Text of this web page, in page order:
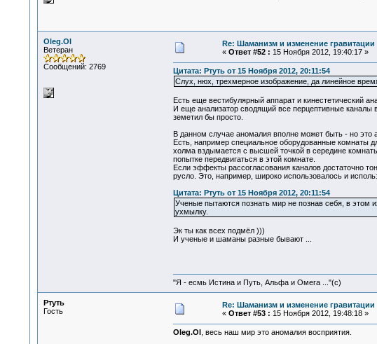
Oleg.Ol
Ветеран
Сообщений: 2769
Re: Шаманизм и изменение гравитации
« Ответ #52 : 15 Ноября 2012, 19:40:17 »
Цитата: Ртуть от 15 Ноября 2012, 20:11:54
Слух, нюх, трехмерное изображение, да линейное
Есть еще вестибулярный аппарат и кинестетический
И еще анализатор сводящий все перцептивные каналы
земетил бы просто.
В данном случае аномалия вполне может быть - но это
Есть, например специальное оборудованные комнаты
холма вздымается с высшей точкой в середине
попытке передвигаться в этой комнате.
Если эффекты рассогласования каналов достаточно
русло. Это, например, широко использовалось и
Цитата: Ртуть от 15 Ноября 2012, 20:11:54
Ученые пытаются познать мир не познав себя, в этом
ухмылку.
Эк ты как всех подмёл )))
И ученые и шаманы разные бывают ...
"Я - есмь Истина и Путь, Альфа и Омега ..."(с)
Ртуть
Гость
Re: Шаманизм и изменение гравитации
« Ответ #53 : 15 Ноября 2012, 19:48:18 »
Oleg.Ol
, весь наш мир это аномалия восприятия.